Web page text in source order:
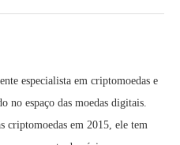
especialista em criptomoedas e
no espaço das moedas digitais.
criptomoedas em 2015, ele tem